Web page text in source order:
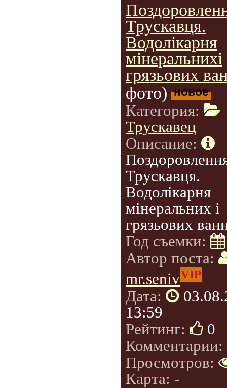
Трускавця.
Водолікарня
мінеральнихі
грязьових
фото) новое
Категория:
Трускавец
Описание:
Трускавця.
Водолікарня
мінеральних і
грязьових
Год съемки:
Автор поста:
mr.senivVIP
Дата:
13:59
Рейтинг:
0
Комментарии:
Просмотров:
Карта: -